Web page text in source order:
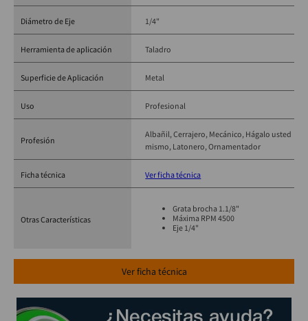
Ver ficha técnica
Diámetro de Eje 1/4"
Herramienta de aplicación Taladro
Superficie de Aplicación Metal
Uso Profesional
Profesión
Albañil Cerrajero Mecánico Hágalo usted
mismo Latonero Ornamentador
Ficha técnica Ver ficha técnica
Otras Características
Grata brocha 1.1/8"
Máxima RPM 4500
Eje 1/4"